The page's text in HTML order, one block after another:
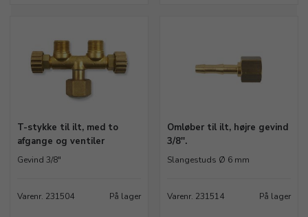
T-stykke til ilt, med to
afgange og ventiler
Gevind 3/8"
Varenr. 231504 På lager
Omløber til ilt, højre gevind
3/8''.
Slangestuds Ø 6 mm
Varenr. 231514 På lager